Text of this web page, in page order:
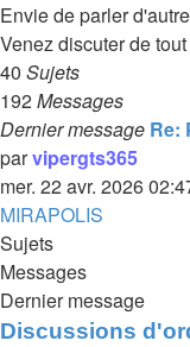
Envie de parler
Venez discuter de
40 Sujets
192Messages
Dernier message Re:
parvipergts365
mer. 22 avr. 2026
MIRAPOLIS
Sujets
Messages
Dernier message
Discussions